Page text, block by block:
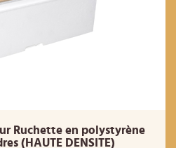
Ruchette en polystyrène
(HAUTE DENSITE)